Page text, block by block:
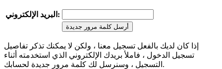
البريد الإلكتروني:
أرسل كلمة مرور جديدة
إذا كان لديك بالفعل تسجيل معنا ، ولكن لا يمكنك تذكر تفاصيل
تسجيل الدخول ، فاملأ بريدك الإلكتروني الذي استخدمته أثناء
التسجيل ، وسنرسل لك كلمة مرور جديدة لحسابك.